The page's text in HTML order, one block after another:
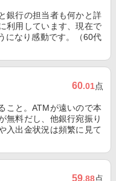
銀行の担当者も何かと詳
利用しています、現在で
になり感動です。（60代
60.01点
こと。ATMが遠いので本
無料だし、他銀行宛振り
入出金状況は頻繁に見て
59.88点